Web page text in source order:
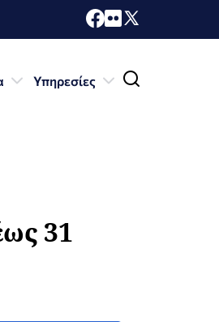
Υπηρεσίες
31